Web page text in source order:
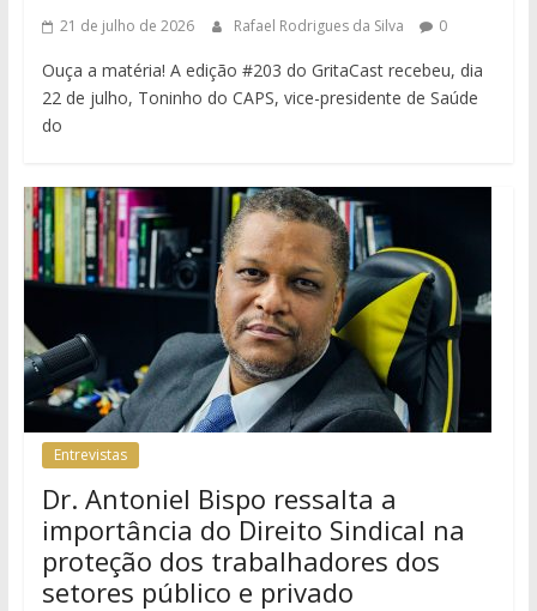
21 de julho de 2026 Rafael Rodrigues da Silva 0
Ouça a matéria! A edição #203 do GritaCast recebeu, dia
22 de julho, Toninho do CAPS, vice-presidente de Saúde
do
Entrevistas
Dr. Antoniel Bispo ressalta a
importância do Direito Sindical na
proteção dos trabalhadores dos
setores público e privado